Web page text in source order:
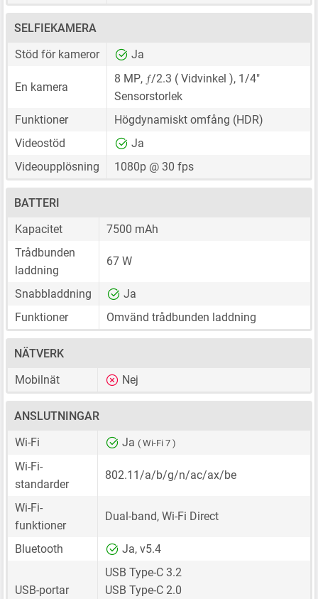
SELFIEKAMERA
Stöd för kameror
Ja
En kamera
8 MP, ƒ/2.3 ( Vidvinkel ), 1/4"
Sensorstorlek
Funktioner
Högdynamiskt omfång (HDR)
Videostöd
Ja
Videoupplösning
1080p @ 30 fps
BATTERI
Kapacitet
7500 mAh
Trådbunden
laddning
67 W
Snabbladdning
Ja
Funktioner
Omvänd trådbunden laddning
NÄTVERK
Mobilnät
Nej
ANSLUTNINGAR
Wi-Fi
Ja ( Wi-Fi 7 )
Wi-Fi-
standarder
802.11/a/b/g/n/ac/ax/be
Wi-Fi-
funktioner
Dual-band, Wi-Fi Direct
Bluetooth Ja, v5.4
USB-portar
USB Type-C 3.2
USB Type-C 2.0